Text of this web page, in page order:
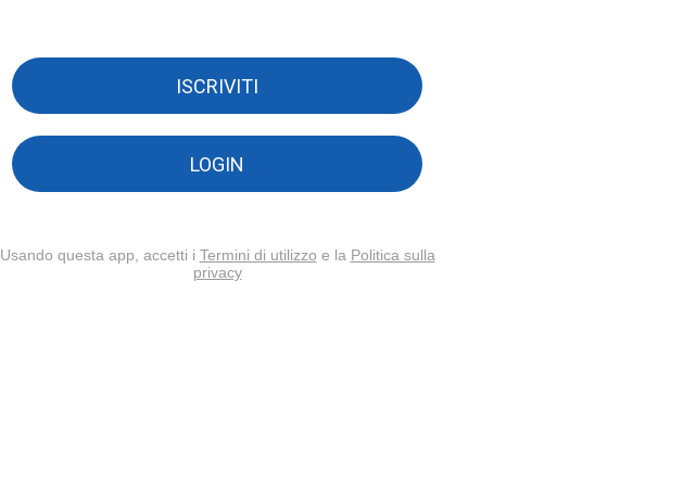
ISCRIVITI
LOGIN
Usando questa app, accetti i Termini di utilizzo e la Politica sulla
privacy